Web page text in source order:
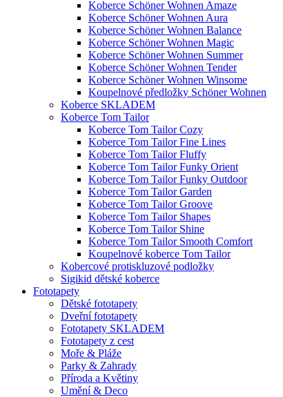
Koberce Schöner Wohnen Amaze
Koberce Schöner Wohnen Aura
Koberce Schöner Wohnen Balance
Koberce Schöner Wohnen Magic
Koberce Schöner Wohnen Summer
Koberce Schöner Wohnen Tender
Koberce Schöner Wohnen Winsome
Koupelnové předložky Schöner Wohnen
Koberce SKLADEM
Koberce Tom Tailor
Koberce Tom Tailor Cozy
Koberce Tom Tailor Fine Lines
Koberce Tom Tailor Fluffy
Koberce Tom Tailor Funky Orient
Koberce Tom Tailor Funky Outdoor
Koberce Tom Tailor Garden
Koberce Tom Tailor Groove
Koberce Tom Tailor Shapes
Koberce Tom Tailor Shine
Koberce Tom Tailor Smooth Comfort
Koupelnové koberce Tom Tailor
Kobercové protiskluzové podložky
Sigikid dětské koberce
Fototapety
Dětské fototapety
Dveřní fototapety
Fototapety SKLADEM
Fototapety z cest
Moře & Pláže
Parky & Zahrady
Příroda a Květiny
Umění & Deco